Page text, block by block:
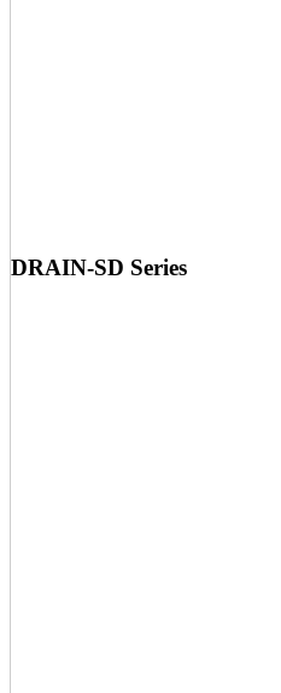
DRAIN-SD Series